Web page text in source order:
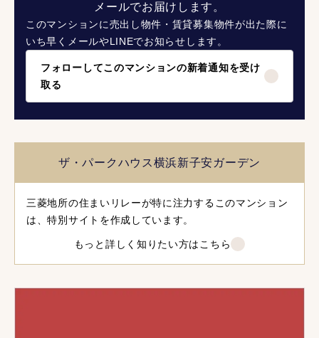
メールでお届けします。
このマンションに売出し物件・賃貸募集物件が出た際に
いち早くメールやLINEでお知らせします。
フォローしてこのマンションの新着通知を受け
取る
ザ・パークハウス横浜新子安ガーデン
三菱地所の住まいリレーが特に注力するこのマンション
は、特別サイトを作成しています。
もっと詳しく知りたい方はこちら